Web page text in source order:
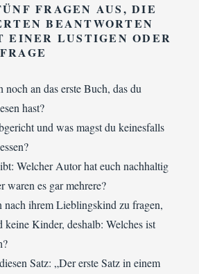
FRAGEN AUS, DIE
BEANTWORTEN
EINER LUSTIGEN ODER
noch an das erste Buch, das du
hast?
und was magst du keinesfalls
Welcher Autor hat euch nachhaltig
waren es gar mehrere?
nach ihrem Lieblingskind zu fragen,
keine Kinder, deshalb: Welches ist
Satz: „Der erste Satz in einem